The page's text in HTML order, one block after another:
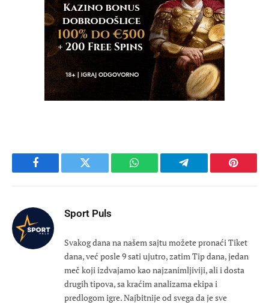
Facebook Twitter WhatsApp Telegram
Sport Puls
Svakog dana na našem sajtu možete pronaći Tiket
dana, već posle 9 sati ujutro, zatim Tip dana, jedan
meč koji izdvajamo kao najzanimljiviji, ali i dosta
drugih tipova, sa kraćim analizama ekipa i
predlogom igre. Najbitnije od svega da je sve